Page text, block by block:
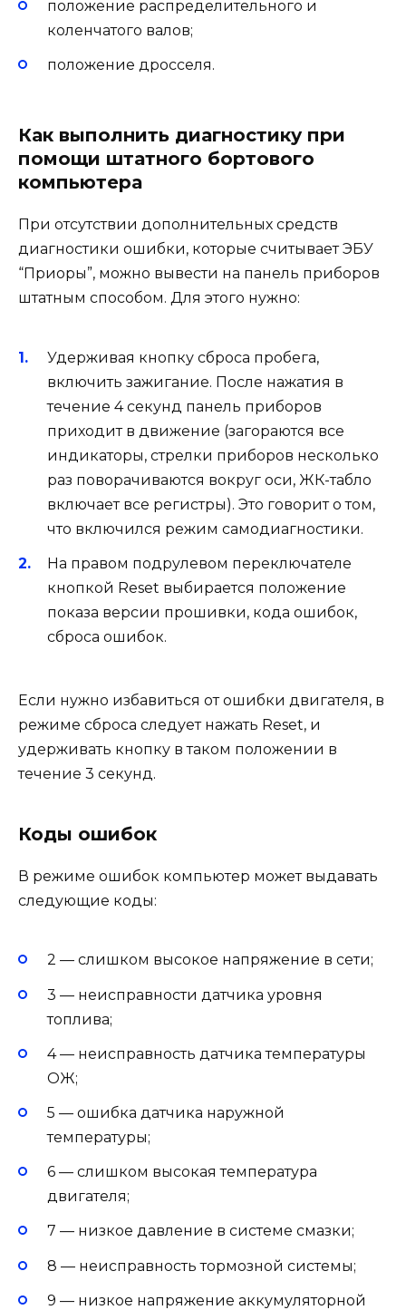
положение распределительного и
коленчатого валов;
положение дросселя.
Как выполнить диагностику при
помощи штатного бортового
компьютера
При отсутствии дополнительных средств
диагностики ошибки, которые считывает ЭБУ
“Приоры”, можно вывести на панель приборов
штатным способом. Для этого нужно:
Удерживая кнопку сброса пробега,
включить зажигание. После нажатия в
течение 4 секунд панель приборов
приходит в движение (загораются все
индикаторы, стрелки приборов несколько
раз поворачиваются вокруг оси, ЖК-табло
включает все регистры). Это говорит о том,
что включился режим самодиагностики.
На правом подрулевом переключателе
кнопкой Reset выбирается положение
показа версии прошивки, кода ошибок,
сброса ошибок.
Если нужно избавиться от ошибки двигателя, в
режиме сброса следует нажать Reset, и
удерживать кнопку в таком положении в
течение 3 секунд.
Коды ошибок
В режиме ошибок компьютер может выдавать
следующие коды:
2 — слишком высокое напряжение в сети;
3 — неисправности датчика уровня
топлива;
4 — неисправность датчика температуры
ОЖ;
5 — ошибка датчика наружной
температуры;
6 — слишком высокая температура
двигателя;
7 — низкое давление в системе смазки;
8 — неисправность тормозной системы;
9 — низкое напряжение аккумуляторной